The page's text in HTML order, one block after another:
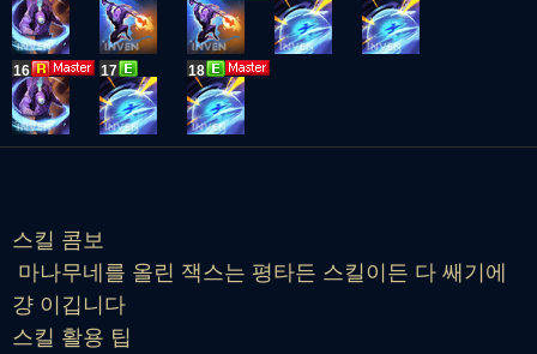
16 17 18
스킬 콤보
마나무네를 올린 잭스는 평타든 스킬이든 다 쌔기에
걍 이깁니다
스킬 활용 팁